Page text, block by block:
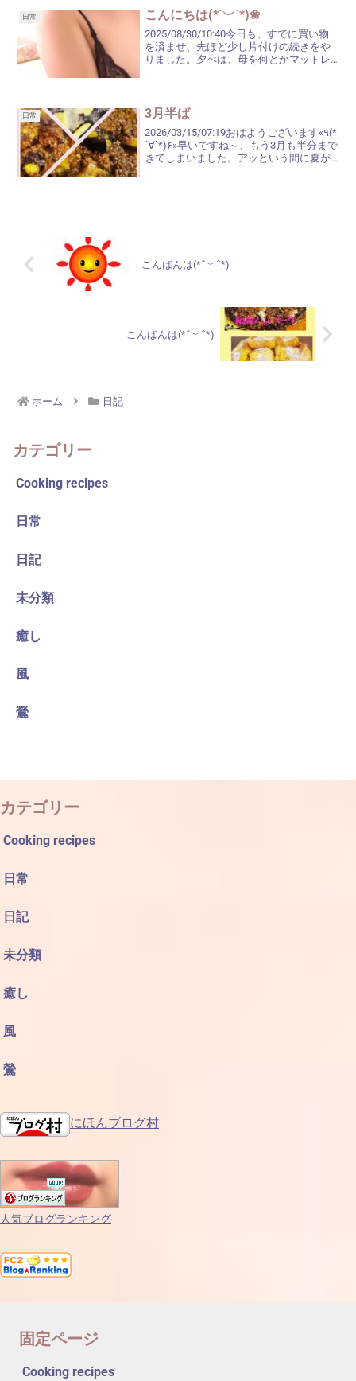
ましたが...
日常 こんにちは(*´︶`*)❀
2025/08/30/10:40今日も、すでに買い物
を済ませ、先ほど少し片付けの続きをや
りました。夕べは、母を何とかマットレ
な...
日常 3月半ば
2026/03/15/07:19おはようございます«٩(*
´∀`*)۶»早いですね～、もう3月も半分まで
きてしまいました。アッという間に夏が
こんばんは(*ˆ﹀ˆ*)
こんばんは(*ˆ﹀ˆ*)
ホーム 日記
カテゴリー
Cooking recipes
日常
日記
未分類
癒し
風
鶯
カテゴリー
Cooking recipes
日常
日記
未分類
癒し
風
鶯
にほんブログ村
人気ブログランキング
固定ページ
Cooking recipes